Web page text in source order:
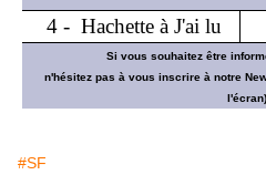
4 - Hachette à J'ai lu
Si vous souhaitez être
n'hésitez pas à vous inscrire à notre
l'écran).
#SF